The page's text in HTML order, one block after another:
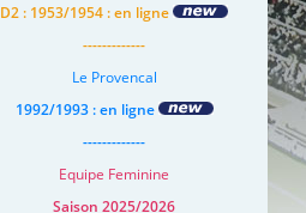
D2 : 1953/1954 : en ligne
-------------
Le Provencal
1992/1993 : en ligne
-------------
Equipe Feminine
Saison 2025/2026